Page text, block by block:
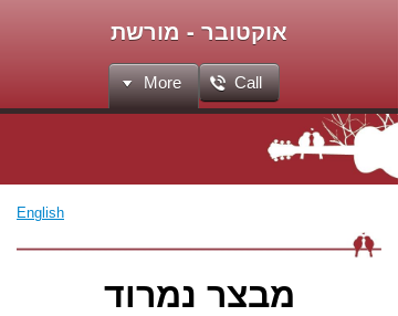
אוקטובר - מורשת
Call
More
English
מבצר נמרוד